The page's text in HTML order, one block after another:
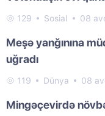
129 Sosial 08
Meşə yanğınına
uğradı
119 Dünya 08
Mingəçevirdə